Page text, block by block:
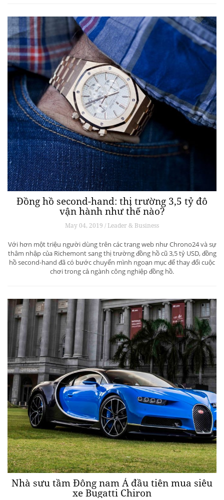
Đồng hồ second-hand: thị trường 3,5 tỷ đô
vận hành như thế nào?
May 04, 2019 / Leader & Business
Với hơn một triệu người dùng trên các trang web như Chrono24 và sự
thâm nhập của Richemont sang thị trường đồng hồ cũ 3,5 tỷ USD, đồng
hồ second-hand đã có bước chuyển mình ngoạn mục để thay đổi cuộc
chơi trong cả ngành công nghiệp đồng hồ.
Nhà sưu tầm Đông nam Á đầu tiên mua siêu
xe Bugatti Chiron